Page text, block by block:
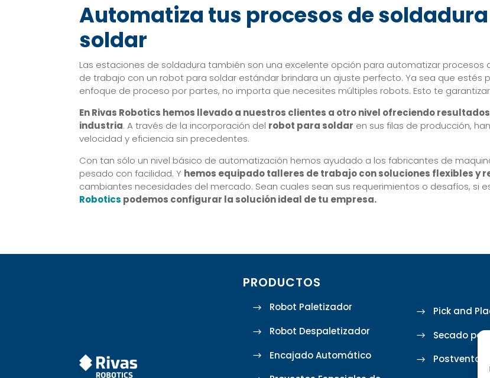
Automatiza tus procesos de
soldar
Las estaciones de soldadura también son una excelente opción para automatizar procesos
de trabajo con un robot para soldar estándar brindara un ajuste perfecto. Ya sea que estés
enfoque de proceso por partes, no importa que necesites múltiples robots. Esto te
En Rivas Robotics hemos llevado a nuestros clientes a otro nivel ofreciendo
industria. A través de la incorporación del robot para soldar en sus filas de producción,
velocidad y eficiencia sin precedentes.
Con tan sólo un nivel básico de automatización hemos ayudado a los fabricantes de
pesado con facilidad. Y hemos equipado talleres de trabajo con soluciones flexibles y
cambiantes necesidades del mercado. Sean cuales sean sus requerimientos o desafíos, si
Robotics podemos configurar la solución ideal de tu empresa.
PRODUCTOS
Robot Paletizador
Robot Despaletizador
Encajado Automático
Pick and
Secado por
Postventa